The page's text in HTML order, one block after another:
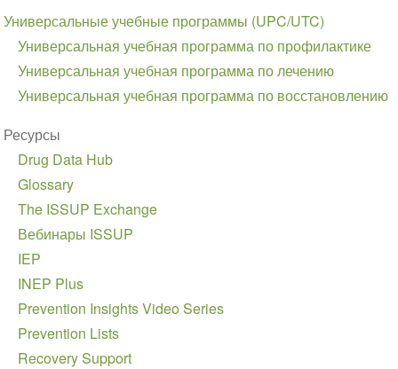
Универсальные учебные программы (UPC/UTC)
Универсальная учебная программа по профилактике
Универсальная учебная программа по лечению
Универсальная учебная программа по восстановлению
Ресурсы
Drug Data Hub
Glossary
The ISSUP Exchange
Вебинары ISSUP
IEP
INEP Plus
Prevention Insights Video Series
Prevention Lists
Recovery Support